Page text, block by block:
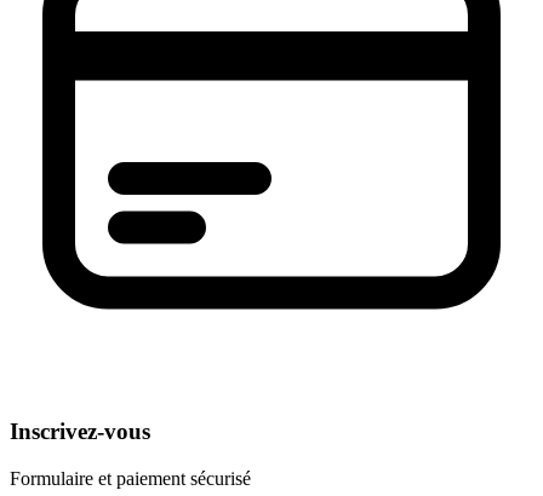
Inscrivez-vous
Formulaire et paiement sécurisé